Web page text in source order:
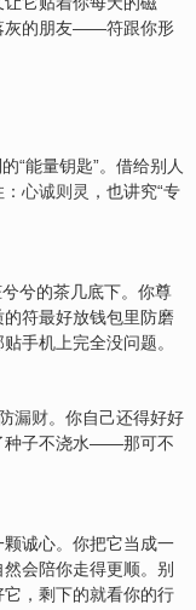
灰的朋友——符跟你形
“能量钥匙”。借给别人
心诚则灵 ，也讲究“专
兮的茶几底下。你尊
符最好放钱包里防磨
手机上完全没问题。
漏财。你自己还得好好
种子不浇水——那可不
诚心。你把它当成一
会陪你走得更顺。别
，剩下的就看你的行